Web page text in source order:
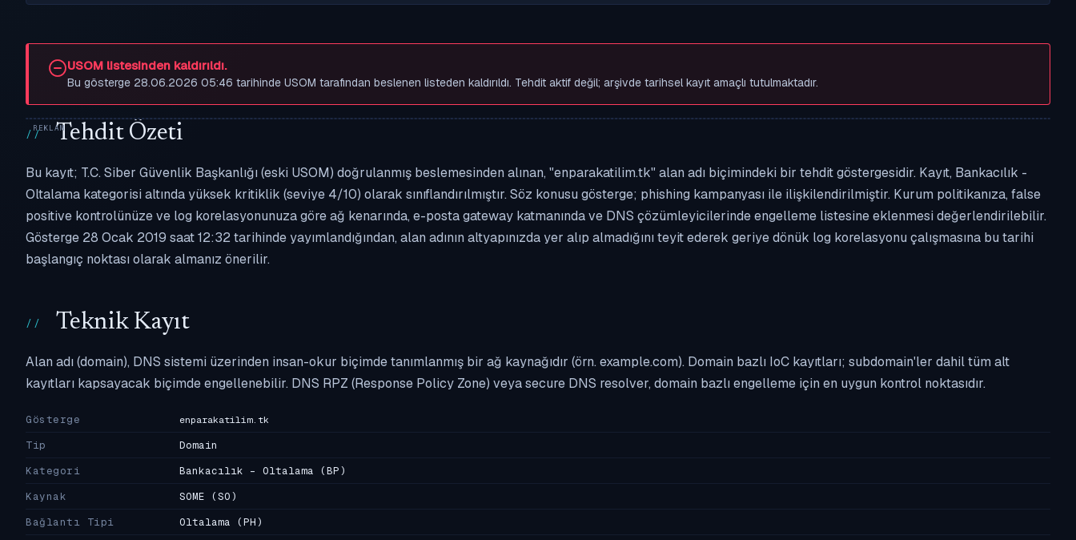
USOM listesinden kaldırıldı.
Bu gösterge 28.06.2026 05:46 tarihinde USOM tarafından beslenen listeden kaldırıldı. Tehdit aktif değil; arşivde tarihsel kayıt amaçlı tutulmaktadır.
Tehdit Özeti
Bu kayıt; T.C. Siber Güvenlik Başkanlığı (eski USOM) doğrulanmış beslemesinden alınan, "enparakatilim.tk" alan adı biçimindeki bir tehdit göstergesidir. Kayıt, Bankacılık -
Oltalama kategorisi altında yüksek kritiklik (seviye 4/10) olarak sınıflandırılmıştır. Söz konusu gösterge; phishing kampanyası ile ilişkilendirilmiştir. Kurum politikanıza, false
positive kontrolünüze ve log korelasyonunuza göre ağ kenarında, e-posta gateway katmanında ve DNS çözümleyicilerinde engelleme listesine eklenmesi değerlendirilebilir.
Gösterge 28 Ocak 2019 saat 12:32 tarihinde yayımlandığından, alan adının altyapınızda yer alıp almadığını teyit ederek geriye dönük log korelasyonu çalışmasına bu tarihi
başlangıç noktası olarak almanız önerilir.
Teknik Kayıt
Alan adı (domain), DNS sistemi üzerinden insan-okur biçimde tanımlanmış bir ağ kaynağıdır (örn. example.com). Domain bazlı IoC kayıtları; subdomain'ler dahil tüm alt
kayıtları kapsayacak biçimde engellenebilir. DNS RPZ (Response Policy Zone) veya secure DNS resolver, domain bazlı engelleme için en uygun kontrol noktasıdır.
Gösterge enparakatilim.tk
Tip
Domain
Kategori
Bankacılık - Oltalama (BP)
Kaynak
SOME (SO)
Bağlantı Tipi
Oltalama (PH)